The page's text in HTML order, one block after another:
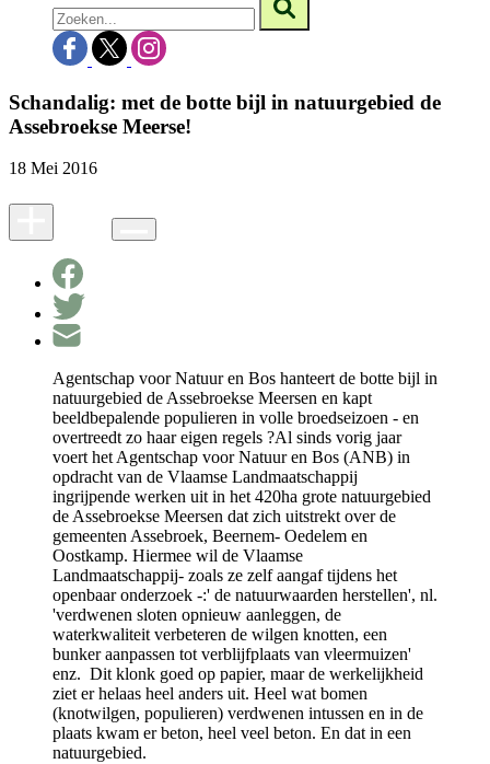
Schandalig: met de botte bijl in natuurgebied de
Assebroekse Meerse!
18 Mei 2016
Agentschap voor Natuur en Bos hanteert de botte bijl in
natuurgebied de Assebroekse Meersen en kapt
beeldbepalende populieren in volle broedseizoen - en
overtreedt zo haar eigen regels ?Al sinds vorig jaar
voert het Agentschap voor Natuur en Bos (ANB) in
opdracht van de Vlaamse Landmaatschappij
ingrijpende werken uit in het 420ha grote natuurgebied
de Assebroekse Meersen dat zich uitstrekt over de
gemeenten Assebroek, Beernem- Oedelem en
Oostkamp. Hiermee wil de Vlaamse
Landmaatschappij- zoals ze zelf aangaf tijdens het
openbaar onderzoek -:' de natuurwaarden herstellen', nl.
'verdwenen sloten opnieuw aanleggen, de
waterkwaliteit verbeteren de wilgen knotten, een
bunker aanpassen tot verblijfplaats van vleermuizen'
enz. Dit klonk goed op papier, maar de werkelijkheid
ziet er helaas heel anders uit. Heel wat bomen
(knotwilgen, populieren) verdwenen intussen en in de
plaats kwam er beton, heel veel beton. En dat in een
natuurgebied.